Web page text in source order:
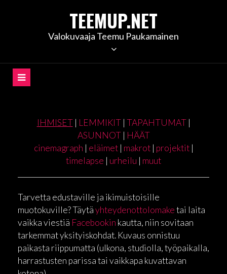
TEEMUP.NET
Valokuvaaja Teemu Paukamainen
IHMISET| LEMMIKIT| TAPAHTUMAT|
ASUNNOT| HÄÄT
cinemagraph | eläimet| makrot| projektit|
timelapse | urheilu | muut
Tarvetta edustaville ja ikimuistoisille
muotokuville? Täytäyhteydenottolomaketai laita
vaikka viestiä Facebookin kautta, niin sovitaan
tarkemmat yksityiskohdat. Kuvaus onnistuu
paikasta riippumatta (ulkona, studiolla, työpaikalla,
harrastusten parissa tai vaikkapa kuvattavan